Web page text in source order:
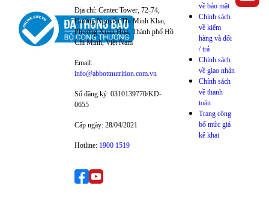
Địa chỉ: Centec Tower, 72-74,
Đường Nguyễn Thị Minh Khai,
Phường Xuân Hòa, Thành phố Hồ
Chí Minh, Việt Nam
Email:
info@abbottnutrition.com.vn
Số đăng ký: 0310139770/KD-
0655
Cấp ngày: 28/04/2021
Hotline: 1900 1519
về bảo mật
Chính sách
về kiểm
hàng và đổi
/ trả
Chính sách
về giao nhận
Chính sách
về thanh
toán
Trang công
bố mức giá
kê khai